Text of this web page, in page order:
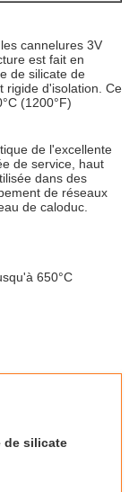
cannelures 3V
est fait en
de silicate de
rigide d'isolation. Ce
(1200°F)
de l'excellente
de service, haut
dans des
de réseaux
de caloduc.
650°C
de silicate